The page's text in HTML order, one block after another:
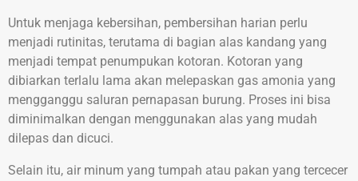
Untuk menjaga kebersihan, pembersihan harian perlu
menjadi rutinitas, terutama di bagian alas kandang yang
menjadi tempat penumpukan kotoran. Kotoran yang
dibiarkan terlalu lama akan melepaskan gas amonia yang
mengganggu saluran pernapasan burung. Proses ini bisa
diminimalkan dengan menggunakan alas yang mudah
dilepas dan dicuci.
Selain itu, air minum yang tumpah atau pakan yang tercecer